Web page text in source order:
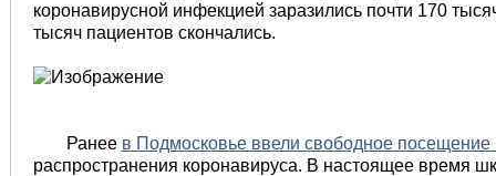
коронавирусной инфекцией заразились почти 170
тысяч пациентов скончались.
Ранее в Подмосковье ввели свободное посещение
распространения коронавируса. В настоящее время